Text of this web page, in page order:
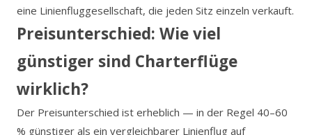
eine Linienfluggesellschaft, die jeden Sitz einzeln verkauft.
Preisunterschied: Wie viel
günstiger sind Charterflüge
wirklich?
Der Preisunterschied ist erheblich — in der Regel 40–60
% günstiger als ein vergleichbarer Linienflug auf